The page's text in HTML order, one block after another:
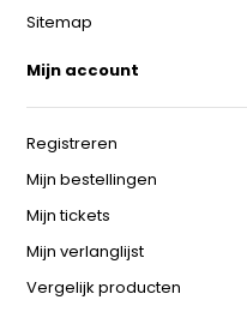
Sitemap
Mijn account
Registreren
Mijn bestellingen
Mijn tickets
Mijn verlanglijst
Vergelijk producten